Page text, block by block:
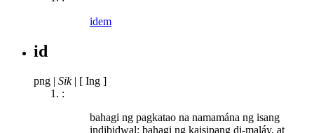
idem
id
png | Sik | [ Ing ]
:
bahagi ng pagkatao na namamána ng isang
indibidwal; bahagi ng kaisipang di-maláy, at